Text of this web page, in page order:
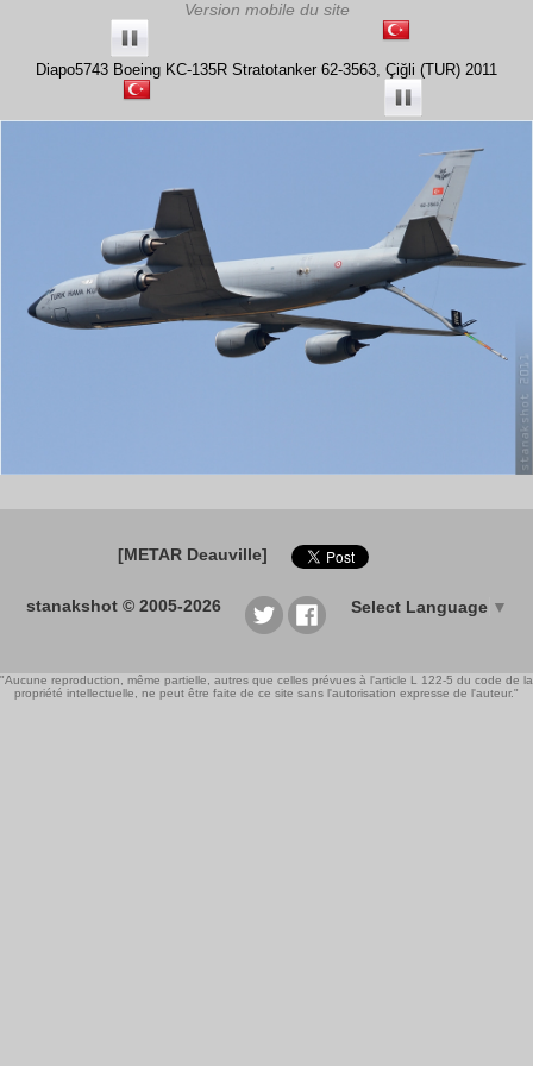
Diapo5743 Boeing KC-135R Stratotanker 62-3563, Çiğli (TUR) 2011
[METAR Deauville]
stanakshot © 2005-2026 Select Language ▼
"Aucune reproduction, même partielle, autres que celles prévues à l'article L 122-5 du code de la
propriété intellectuelle, ne peut être faite de ce site sans l'autorisation expresse de l'auteur."